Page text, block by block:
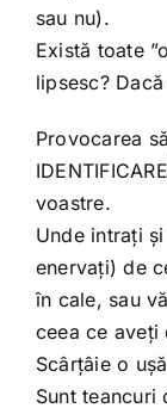
sau nu).
Există toate
lipsesc?
Provocarea
voastre.
Unde intrați
enervați) de
în cale, sau
ceea ce aveți
Scârțâie o
Sunt teancuri